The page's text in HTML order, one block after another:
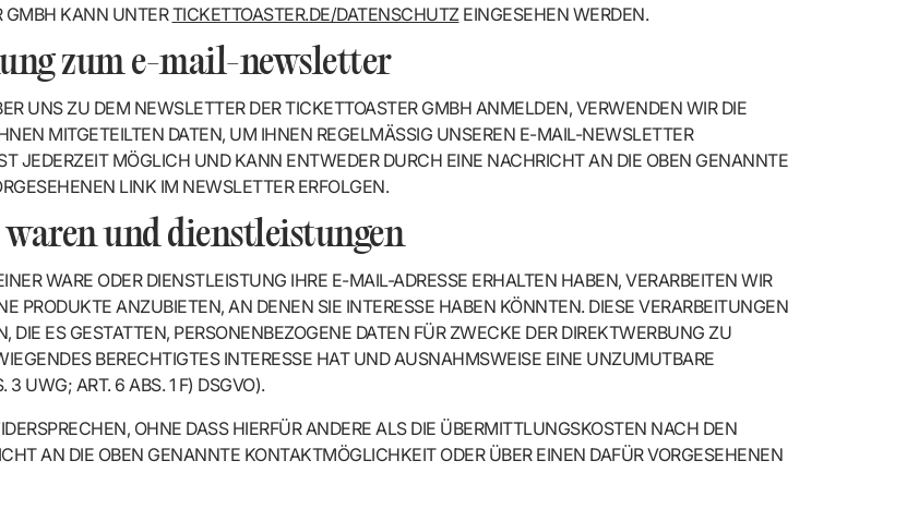
GMBH KANN UNTERTICKETTOASTER.DE/DATENSCHUTZEINGESEHEN WERDEN.
zum e-mail-newsletter
UNS ZU DEM NEWSLETTER DER TICKETTOASTER GMBH ANMELDEN, VERWENDEN WIR DIE
MITGETEILTEN DATEN, UM IHNEN REGELMÄSSIG UNSEREN E-MAIL-NEWSLETTER Z
MÖGLICH UND KANN ENTWEDER DURCH EINE NACHRICHT AN DIE OBEN GENANNTE K
LINK IM NEWSLETTER ERFOLGEN.
und dienstleistungen
WARE ODER DIENSTLEISTUNG IHRE E-MAIL-ADRESSE ERHALTEN HABEN, VERARBEITEN WIR
PRODUKTE ANZUBIETEN, AN DENEN SIE INTERESSE HABEN KÖNNTEN. DIESE VERARBEITUNGEN
DIE ES GESTATTEN, PERSONENBEZOGENE DATEN FÜR ZWECKE DER DIREKTWERBUNG ZU
BERECHTIGTES INTERESSE HAT UND AUSNAHMSWEISE EINE UNZUMUTBARE
UWG; ART. 6 ABS. 1 F) DSGVO).
OHNE DASS HIERFÜR ANDERE ALS DIE ÜBERMITTLUNGSKOSTEN NACH DEN
AN DIE OBEN GENANNTE KONTAKTMÖGLICHKEIT ODER ÜBER EINEN DAFÜR VORGESEHENEN